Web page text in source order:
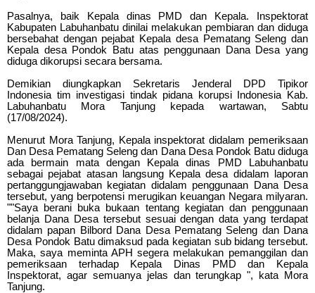
Pasalnya, baik Kepala dinas PMD dan Kepala. Inspektorat
Kabupaten Labuhanbatu dinilai melakukan pembiaran dan diduga
bersebahat dengan pejabat Kepala desa Pematang Seleng dan
Kepala desa Pondok Batu atas penggunaan Dana Desa yang
diduga dikorupsi secara bersama.
Demikian diungkapkan Sekretaris Jenderal DPD Tipikor
Indonesia tim investigasi tindak pidana korupsi Indonesia Kab.
Labuhanbatu Mora Tanjung kepada wartawan, Sabtu
(17/08/2024).
Menurut Mora Tanjung, Kepala inspektorat didalam pemeriksaan
Dan Desa Pematang Seleng dan Dana Desa Pondok Batu diduga
ada bermain mata dengan Kepala dinas PMD Labuhanbatu
sebagai pejabat atasan langsung Kepala desa didalam laporan
pertanggungjawaban kegiatan didalam penggunaan Dana Desa
tersebut, yang berpotensi merugikan keuangan Negara milyaran.
""Saya berani buka bukaan tentang kegiatan dan penggunaan
belanja Dana Desa tersebut sesuai dengan data yang terdapat
didalam papan Bilbord Dana Desa Pematang Seleng dan Dana
Desa Pondok Batu dimaksud pada kegiatan sub bidang tersebut.
Maka, saya meminta APH segera melakukan pemanggilan dan
pemeriksaan terhadap Kepala Dinas PMD dan Kepala
Inspektorat, agar semuanya jelas dan terungkap ", kata Mora
Tanjung.